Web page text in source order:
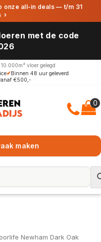
onze all-in deals — t/m 31
›
met de code
10.000m² vloer gelegd
✔Binnen 48 uur geleverd
€500,-
maken
Newham Dark Oak